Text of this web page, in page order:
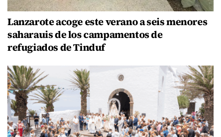
Lanzarote acoge este verano a seis menores
saharauis de los campamentos de
refugiados de Tinduf